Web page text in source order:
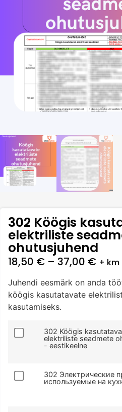
302 Köögis
elektriliste
ohutusjuhend
18,50 € – 37,00 € + km
Juhendi eesmärk on anda
köögis kasutatavate
kasutamiseks.
302 Köögis
elektriliste seadmete
- eestikeelne
302 Электрические
используемые на